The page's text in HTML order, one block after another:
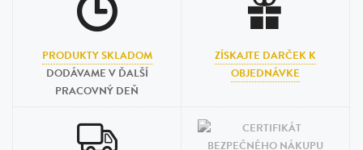
PRODUKTY SKLADOM
DODÁVAME V ĎALŠÍ
PRACOVNÝ DEŇ
ZÍSKAJTE DARČEK K
OBJEDNÁVKE